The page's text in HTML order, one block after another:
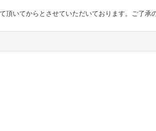
いてからとさせていただいております。ご了承